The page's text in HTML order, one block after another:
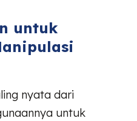
untuk
nyata dari
untuk